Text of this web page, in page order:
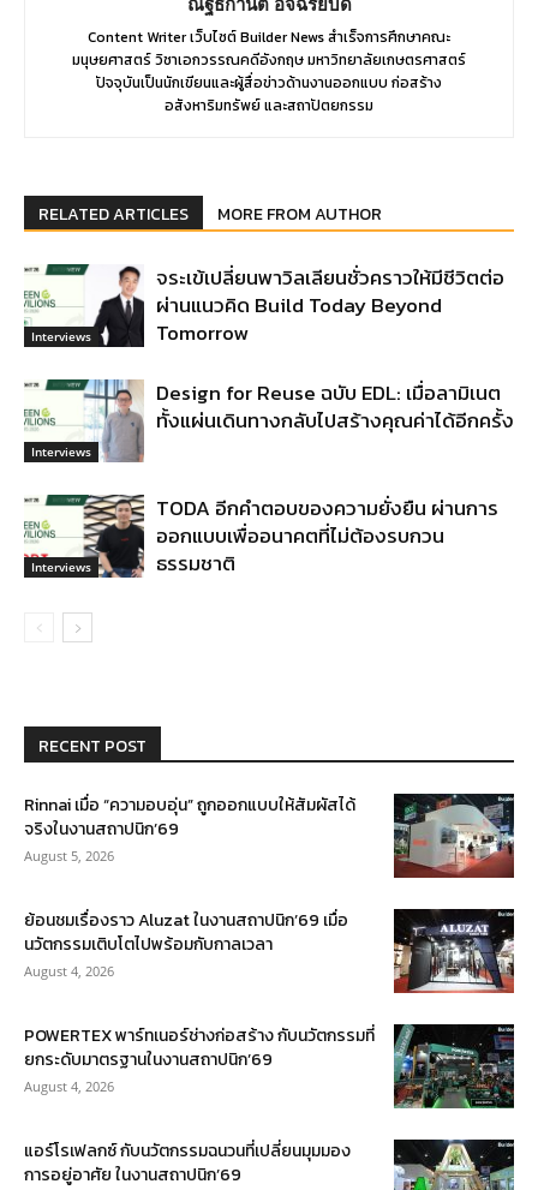
Content Writer เว็บไซต์ Builder News สำเร็จการศึกษาคณะ
มนุษยศาสตร์ วิชาเอกวรรณคดีอังกฤษ มหาวิทยาลัยเกษตรศาสตร์
ปัจจุบันเป็นนักเขียนและผู้สื่อข่าวด้านงานออกแบบ ก่อสร้าง
อสังหาริมทรัพย์ และสถาปัตยกรรม
RELATED ARTICLES MORE FROM AUTHOR
Interviews
จระเข้เปลี่ยนพาวิลเลียนชั่วคราวให้มีชีวิตต่อ
ผ่านแนวคิด Build Today Beyond
Tomorrow
Interviews
Design for Reuse ฉบับ EDL: เมื่อลามิเนต
ทั้งแผ่นเดินทางกลับไปสร้างคุณค่าได้อีกครั้ง
Interviews
TODA อีกคำตอบของความยั่งยืน ผ่านการ
ออกแบบเพื่ออนาคตที่ไม่ต้องรบกวน
ธรรมชาติ
RECENT POST
Rinnai เมื่อ “ความอบอุ่น” ถูกออกแบบให้สัมผัสได้
จริงในงานสถาปนิก’69
August 5, 2026
ย้อนชมเรื่องราว Aluzat ในงานสถาปนิก’69 เมื่อ
นวัตกรรมเติบโตไปพร้อมกับกาลเวลา
August 4, 2026
POWERTEX พาร์ทเนอร์ช่างก่อสร้าง กับนวัตกรรมที่
ยกระดับมาตรฐานในงานสถาปนิก’69
August 4, 2026
แอร์โรเฟลกซ์ กับนวัตกรรมฉนวนที่เปลี่ยนมุมมอง
การอยู่อาศัย ในงานสถาปนิก’69